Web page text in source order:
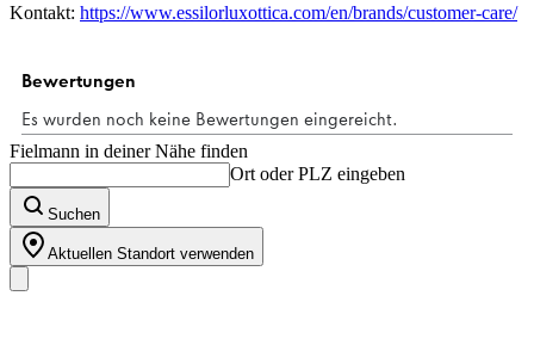
Kontakt: https://www.essilorluxottica.com/en/brands/customer-care/
Fielmann in deiner Nähe finden
Ort oder PLZ eingeben
Suchen
Aktuellen Standort verwenden